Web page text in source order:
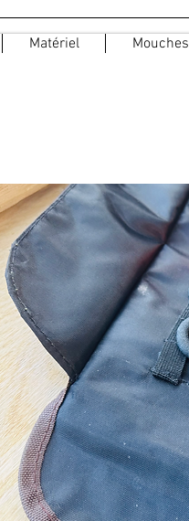
Matériel Mouches